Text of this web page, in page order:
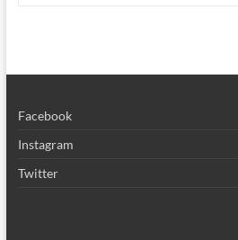
Facebook
Instagram
Twitter